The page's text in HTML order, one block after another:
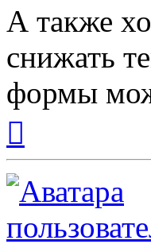
А также
снижать
формы
началу